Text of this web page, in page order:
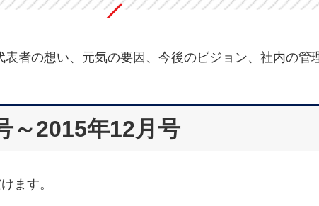
者の想い、元気の要因、今後のビジョン、社内の管
2015年12月号
ます。